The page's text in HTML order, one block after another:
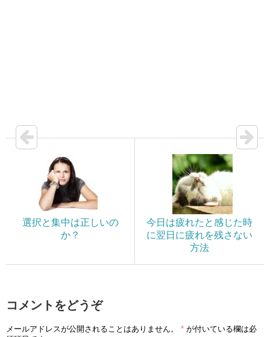
選択と集中は正しいの
か？
今日は疲れたと感じた時
に翌日に疲れを残さない
方法
コメントをどうぞ
メールアドレスが公開されることはありません。 * が付いている欄は必